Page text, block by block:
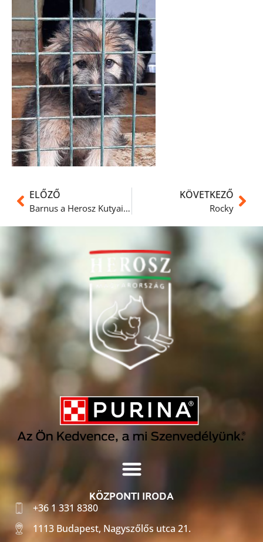
ELŐZŐ
Barnus a Herosz Kutyaiskolában
KÖVETKEZŐ
Rocky
KÖZPONTI IRODA
+36 1 331 8380
1113 Budapest, Nagyszőlős utca 21.